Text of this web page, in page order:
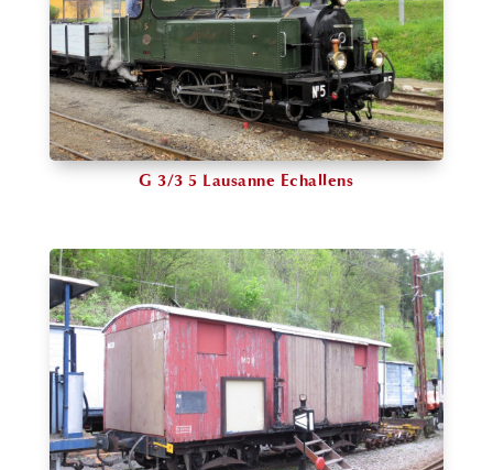
G 3/3 5 Lausanne Echallens